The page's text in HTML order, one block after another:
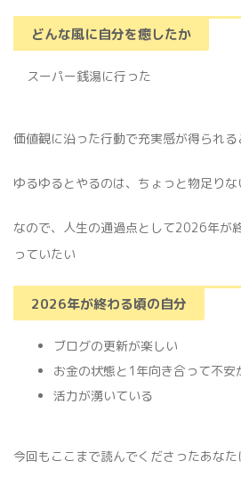
どんな風に自分を癒したか
スーパー銭湯に行った
価値観に沿った行動で充実感が得られる
ゆるゆるとやるのは、ちょっと物足りな
なので、人生の通過点として2026年が
っていたい
2026年が終わる頃の自分
ブログの更新が楽しい
お金の状態と1年向き合って不安
活力が湧いている
今回もここまで読んでくださったあな